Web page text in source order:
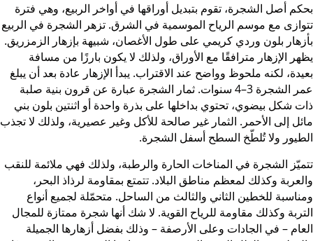
بحكم أصل الشجرة، تقوم بتبديل أوراقها في أواخر الربيع، وهي فترة
تتوازى مع موسم الرياح الموسمية في الشرق. تزهر الشجرة في الربيع
بأزهار بلون وردي كريمي على طول الأغصان، شبيهة بإزهار الزمزريق.
يظهر الإزهار مترافقًا مع الأوراق، ولذلك لا يكون بارزًا من مسافة
بعيدة، لكنه ملحوظ وواضح عند الاقتراب. يبدأ الإزهار عادة بعد أن يبلغ
عمر الشجرة 3–4 سنوات. ثمار الشجرة عبارة عن قرون بنية صلبة
ذات شكل بيضوي، تحتوي بداخلها على بذرة واحدة أو اثنتين بلون بني
مائل إلى الأحمر. الثمار غير صالحة للأكل وغير عصيرية، ولذلك لا تجذب
الطيور ولا تُلطّخ السطح أسفل الشجرة.
تتميّز الشجرة في المناخات الحارة والرطبة، ولذلك فهي ملائمة للنقب
والعربة وكذلك لمعظم مناطق البلاد. تتمتع بمقاومة لرذاذ البحر،
ومناسبة للخطين الثاني والثالث من الساحل. متحمّلة لجميع أنواع
التربة وكذلك مقاومة للرياح القوية. لا شك أنها شجرة ممتازة للمجال
العام – في الجادات وعلى الأرصفة – وذلك بفضل أزهارها الجميلة